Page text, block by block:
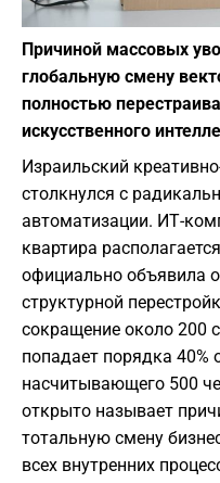
Причиной массовых
глобальную смену
полностью
искусственного
Израильский
столкнулся с
автоматизации. ИТ-
квартира
официально объявила
структурной
сокращение около 200
попадает порядка 40%
насчитывающего 500
открыто называет
тотальную смену
всех внутренних